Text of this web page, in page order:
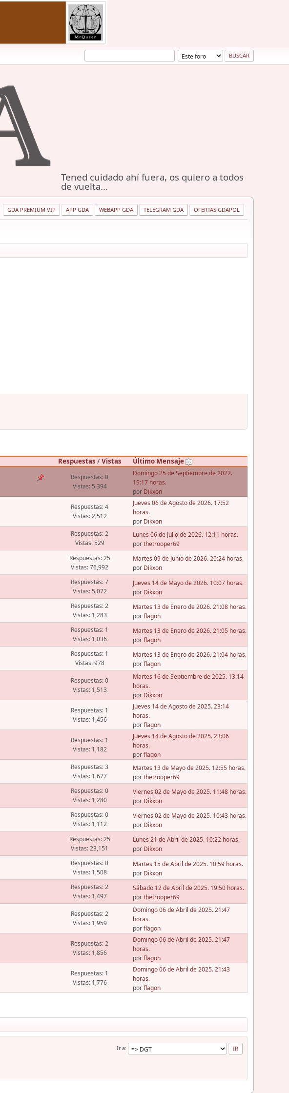
Tened cuidado ahí fuera, os quiero a todos
de vuelta...
GDA PREMIUM VIP APP GDA WEBAPP GDA TELEGRAM GDA OFERTAS GDAPOL
Respuestas /Vistas
Último Mensaje
Respuestas: 0
Vistas: 5,394
Domingo 25 de Septiembre de 2022.
19:17 horas.
por Dikxon
Respuestas: 4
Vistas: 2,512
Jueves 06 de Agosto de 2026. 17:52
horas.
por Dikxon
Respuestas: 2
Vistas: 529
Lunes 06 de Julio de 2026. 12:11 horas.
porthetrooper69
Respuestas: 25
Vistas: 76,992
Martes 09 de Junio de 2026. 20:24 horas.
por Dikxon
Respuestas: 7
Vistas: 5,072
Jueves 14 de Mayo de 2026. 10:07 horas.
por Dikxon
Respuestas: 2
Vistas: 1,283
Martes 13 de Enero de 2026. 21:08 horas.
porflagon
Respuestas: 1
Vistas: 1,036
Martes 13 de Enero de 2026. 21:05 horas.
porflagon
Respuestas: 1
Vistas: 978
Martes 13 de Enero de 2026. 21:04 horas.
porflagon
Respuestas: 0
Vistas: 1,513
Martes 16 de Septiembre de 2025. 13:14
horas.
por Dikxon
Respuestas: 1
Vistas: 1,456
Jueves 14 de Agosto de 2025. 23:14
horas.
porflagon
Respuestas: 1
Vistas: 1,182
Jueves 14 de Agosto de 2025. 23:06
horas.
porflagon
Respuestas: 3
Vistas: 1,677
Martes 13 de Mayo de 2025. 12:55 horas.
porthetrooper69
Respuestas: 0
Vistas: 1,280
Viernes 02 de Mayo de 2025. 11:48 horas.
por Dikxon
Respuestas: 0
Vistas: 1,112
Viernes 02 de Mayo de 2025. 10:43 horas.
por Dikxon
Respuestas: 25
Vistas: 23,151
Lunes 21 de Abril de 2025. 10:22 horas.
por Dikxon
Respuestas: 0
Vistas: 1,508
Martes 15 de Abril de 2025. 10:59 horas.
por Dikxon
Respuestas: 2
Vistas: 1,497
Sábado 12 de Abril de 2025. 19:50 horas.
porthetrooper69
Respuestas: 2
Vistas: 1,959
Domingo 06 de Abril de 2025. 21:47
horas.
porflagon
Respuestas: 2
Vistas: 1,856
Domingo 06 de Abril de 2025. 21:47
horas.
porflagon
Respuestas: 1
Vistas: 1,776
Domingo 06 de Abril de 2025. 21:43
horas.
porflagon
Ir a